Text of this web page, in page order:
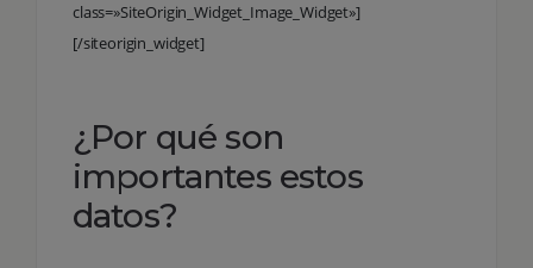
class=»SiteOrigin_Widget_Image_Widget»]
[/siteorigin_widget]
¿Por qué son
importantes estos
datos?